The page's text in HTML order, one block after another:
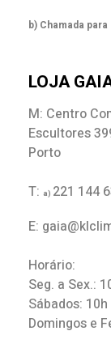
b) Chamada
LOJA
M: Centro
Escultores
Porto
T: a) 221 144
E:
Horário:
Seg. a Sex.:
Sábados:
Domingos e